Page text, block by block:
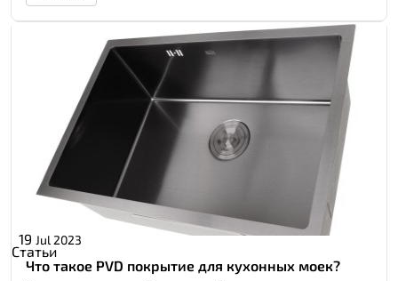
19 Jul 2023
Статьи
Что такое PVD покрытие для кухонных моек?